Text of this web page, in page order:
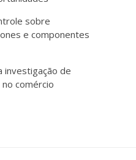
sobre
e componentes
investigação de
no comércio